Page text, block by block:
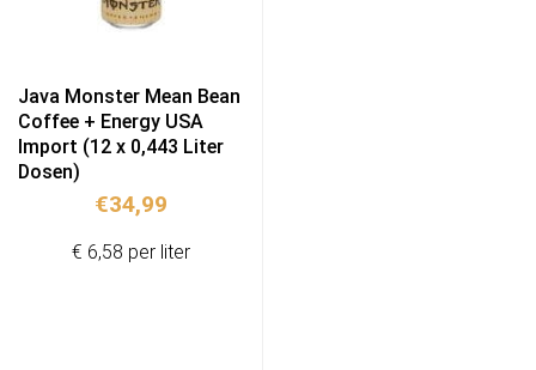
Java Monster Mean Bean
Coffee + Energy USA
Import (12 x 0,443 Liter
Dosen)
€34,99
€ 6,58 per liter